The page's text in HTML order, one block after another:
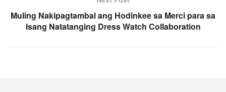
Muling Nakipagtambal ang Hodinkee sa Merci para sa
Isang Natatanging Dress Watch Collaboration